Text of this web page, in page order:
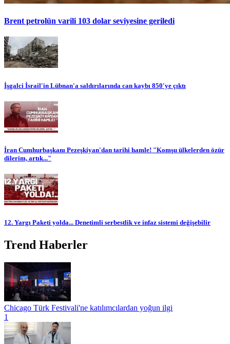
Brent petrolün varili 103 dolar seviyesine geriledi
İşgalci İsrail'in Lübnan'a saldırılarında can kaybı 850'ye çıktı
İran Cumhurbaşkanı Pezeşkiyan'dan tarihi hamle! "Komşu ülkelerden özür
dilerim, artık..."
12. Yargı Paketi yolda... Denetimli serbestlik ve infaz sistemi değişebilir
Trend Haberler
Chicago Türk Festivali'ne katılımcılardan yoğun ilgi
1